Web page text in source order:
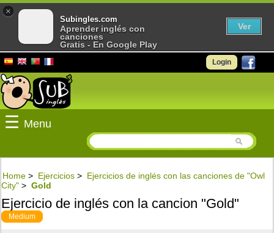
Login
☰ Menu
Home > Ejercicios > Ejercicios de inglés con las canciones de "Owl
City" > Gold
Ejercicio de inglés con la cancion "Gold"
Medium
×
Subingles.com
Aprender inglés con
canciones
Gratis - En Google Play
Ver